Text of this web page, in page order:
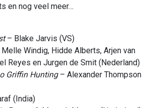
en nog veel meer…
– Blake Jarvis (VS)
Windig, Hidde Alberts, Arjen van
Reyes en Jurgen de Smit (Nederland)
Griffin Hunting – Alexander Thompson
(India)